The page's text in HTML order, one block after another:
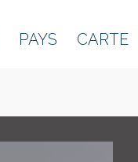
PAYS CARTE